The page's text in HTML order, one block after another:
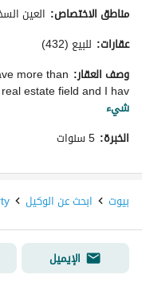
مناطق الاختصاص: العين
عقارات: للبيع (432)
وصف العقار: more than
estate field and I hav...
شيء
الخبرة: 5 سنوات
الإيميل
بيوت ابحث عن الوكيل